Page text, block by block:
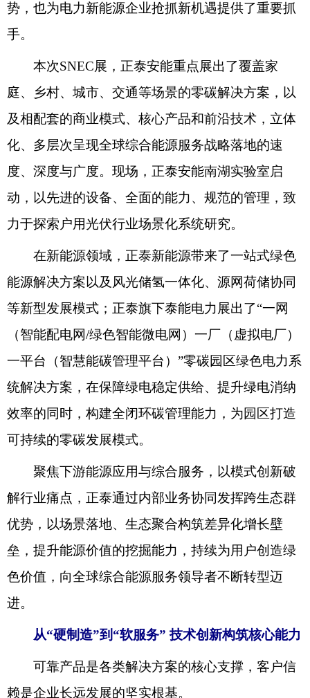
势，也为电力新能源企业抢抓新机遇提供了重要抓
手。
本次SNEC展，正泰安能重点展出了覆盖家
庭、乡村、城市、交通等场景的零碳解决方案，以
及相配套的商业模式、核心产品和前沿技术，立体
化、多层次呈现全球综合能源服务战略落地的速
度、深度与广度。现场，正泰安能南湖实验室启
动，以先进的设备、全面的能力、规范的管理，致
力于探索户用光伏行业场景化系统研究。
在新能源领域，正泰新能源带来了一站式绿色
能源解决方案以及风光储氢一体化、源网荷储协同
等新型发展模式；正泰旗下泰能电力展出了“一网
（智能配电网/绿色智能微电网）一厂（虚拟电厂）
一平台（智慧能碳管理平台）”零碳园区绿色电力系
统解决方案，在保障绿电稳定供给、提升绿电消纳
效率的同时，构建全闭环碳管理能力，为园区打造
可持续的零碳发展模式。
聚焦下游能源应用与综合服务，以模式创新破
解行业痛点，正泰通过内部业务协同发挥跨生态群
优势，以场景落地、生态聚合构筑差异化增长壁
垒，提升能源价值的挖掘能力，持续为用户创造绿
色价值，向全球综合能源服务领导者不断转型迈
进。
从“硬制造”到“软服务”技术创新构筑核心能力
可靠产品是各类解决方案的核心支撑，客户信
赖是企业长远发展的坚实根基。